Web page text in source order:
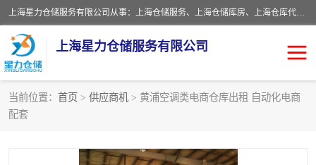
上海星力仓储服务有限公司从事：上海仓储服务、上海仓储库房、上海仓库代运营、上海仓库对外出租、上海仓库外包、上海三方仓储、上海电商仓储代发、上海电商代发货仓库、上海托管仓库、上海仓储配送。上海星力仓储服务有限公司现在拥有100个分仓、10万余平方的标准库房，精炼员工几百名，与几千家客户合作，公司已跻身上海仓储行业前列。欢迎来电咨询！
上海星力仓储服务有限公司
当前位置： 首页 > 供应商机 > 黄浦空调类电商仓库出租 自动化电商
配套
上海仓库对外出租
上海仓储配送 上海仓库外包